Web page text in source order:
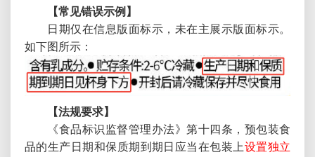
【常见错误示例】
日期仅在信息版面标示，未在主展示版面标示。
如下图所示：
【法规要求】
《食品标识监督管理办法》第十四条，预包装食
品的生产日期和保质期到期日应当在包装上设置独立